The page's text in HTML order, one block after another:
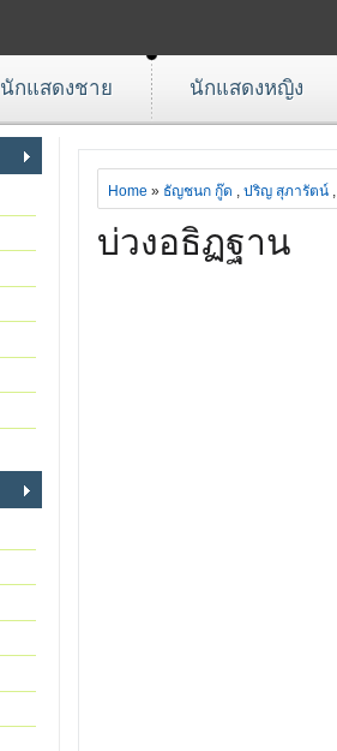
นักแสดงชาย นักแสดงหญิง
Home » ธัญชนก กู๊ด , ปริญ สุภารัตน์,
บ่วงอธิฏฐาน